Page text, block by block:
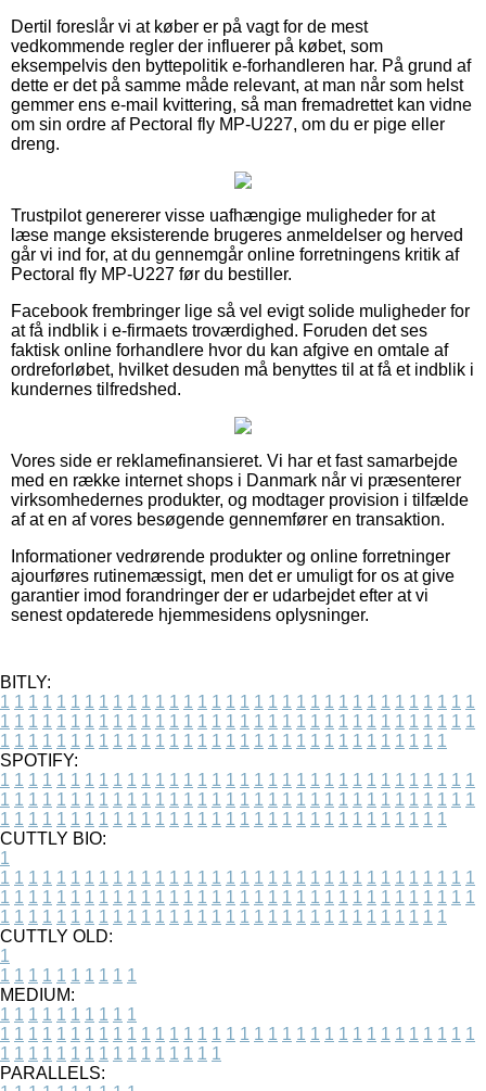
Dertil foreslår vi at køber er på vagt for de mest
vedkommende regler der influerer på købet, som
eksempelvis den byttepolitik e-forhandleren har. På grund af
dette er det på samme måde relevant, at man når som helst
gemmer ens e-mail kvittering, så man fremadrettet kan vidne
om sin ordre af Pectoral fly MP-U227, om du er pige eller
dreng.
Trustpilot genererer visse uafhængige muligheder for at
læse mange eksisterende brugeres anmeldelser og herved
går vi ind for, at du gennemgår online forretningens kritik af
Pectoral fly MP-U227 før du bestiller.
Facebook frembringer lige så vel evigt solide muligheder for
at få indblik i e-firmaets troværdighed. Foruden det ses
faktisk online forhandlere hvor du kan afgive en omtale af
ordreforløbet, hvilket desuden må benyttes til at få et indblik i
kundernes tilfredshed.
Vores side er reklamefinansieret. Vi har et fast samarbejde
med en række internet shops i Danmark når vi præsenterer
virksomhedernes produkter, og modtager provision i tilfælde
af at en af vores besøgende gennemfører en transaktion.
Informationer vedrørende produkter og online forretninger
ajourføres rutinemæssigt, men det er umuligt for os at give
garantier imod forandringer der er udarbejdet efter at vi
senest opdaterede hjemmesidens oplysninger.
BITLY:
1 1 1 1 1 1 1 1 1 1 1 1 1 1 1 1 1 1 1 1 1 1 1 1 1 1 1 1 1 1 1 1 1 1
1 1 1 1 1 1 1 1 1 1 1 1 1 1 1 1 1 1 1 1 1 1 1 1 1 1 1 1 1 1 1 1 1 1
1 1 1 1 1 1 1 1 1 1 1 1 1 1 1 1 1 1 1 1 1 1 1 1 1 1 1 1 1 1 1 1
SPOTIFY:
1 1 1 1 1 1 1 1 1 1 1 1 1 1 1 1 1 1 1 1 1 1 1 1 1 1 1 1 1 1 1 1 1 1
1 1 1 1 1 1 1 1 1 1 1 1 1 1 1 1 1 1 1 1 1 1 1 1 1 1 1 1 1 1 1 1 1 1
1 1 1 1 1 1 1 1 1 1 1 1 1 1 1 1 1 1 1 1 1 1 1 1 1 1 1 1 1 1 1 1
CUTTLY BIO:
1
1 1 1 1 1 1 1 1 1 1 1 1 1 1 1 1 1 1 1 1 1 1 1 1 1 1 1 1 1 1 1 1 1 1
1 1 1 1 1 1 1 1 1 1 1 1 1 1 1 1 1 1 1 1 1 1 1 1 1 1 1 1 1 1 1 1 1 1
1 1 1 1 1 1 1 1 1 1 1 1 1 1 1 1 1 1 1 1 1 1 1 1 1 1 1 1 1 1 1 1
CUTTLY OLD:
1
1 1 1 1 1 1 1 1 1 1
MEDIUM:
1 1 1 1 1 1 1 1 1 1
1 1 1 1 1 1 1 1 1 1 1 1 1 1 1 1 1 1 1 1 1 1 1 1 1 1 1 1 1 1 1 1 1 1
1 1 1 1 1 1 1 1 1 1 1 1 1 1 1 1
PARALLELS: